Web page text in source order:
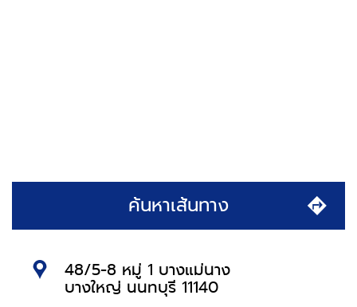
ค้นหาเส้นทาง
48/5-8 หมู่ 1 บางแม่นาง
บางใหญ่ นนทบุรี 11140